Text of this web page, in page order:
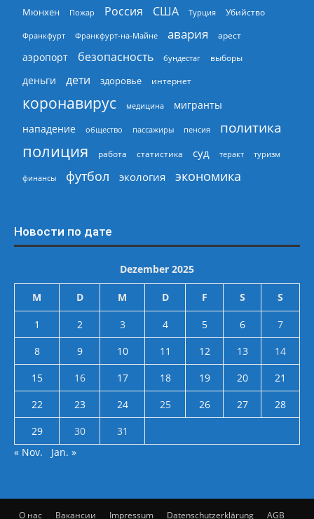
Мюнхен Пожар Россия США Турция Убийство
Франкфурт Франкфурт-на-Майне авария арест
аэропорт безопасность бундестаг выборы
деньги дети здоровье интернет
коронавирус медицина
мигранты
нападение
общество пассажиры пенсия политика
полиция работа статистика суд теракт туризм
финансы футбол экология экономика
Новости по дате
Dezember 2025
M D M D F S S
1 2 3 4 5 6
7
8
9 10 11 12 13
14
15
16 17 18 19 20
21
22
23 24 25 26 27
28
29
30
31
« Nov.
Jan. »
О нас Вакансии Impressum Datenschutzerklärung AGB